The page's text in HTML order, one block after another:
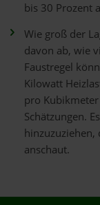
bis 30 Prozent
Wie groß der
davon ab, wie
Faustregel
Kilowatt
pro
Schätzungen.
anschaut.